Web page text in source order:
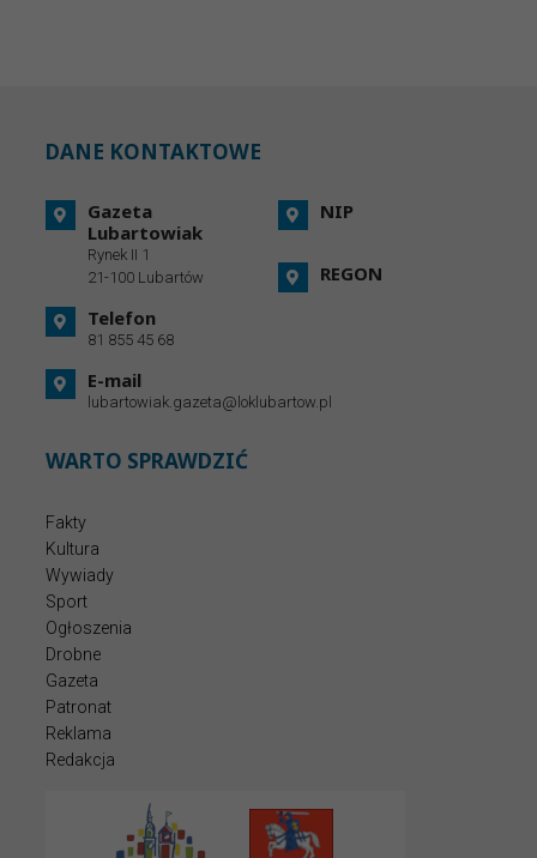
DANE KONTAKTOWE
Gazeta
Lubartowiak
Rynek II 1
21-100 Lubartów
Telefon
81 855 45 68
E-mail
lubartowiak.gazeta@loklubartow.pl
NIP
REGON
WARTO SPRAWDZIĆ
Fakty
Kultura
Wywiady
Sport
Ogłoszenia
Drobne
Gazeta
Patronat
Reklama
Redakcja